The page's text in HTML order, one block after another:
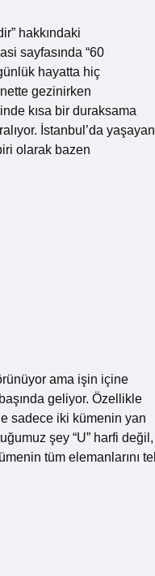
hakkındaki
sayfasında “60
hayatta hiç
gezinirken
kısa bir duraksama
İstanbul’da
olarak bazen
ama işin içine
geliyor. Özellikle
sadece iki kümenin yan
şey “U” harfi değil,
tüm elemanlarını